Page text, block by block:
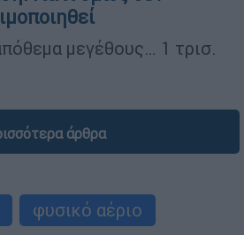
μεγέθους… 1 τρισ.
άρθρα
φυσικό αέριο